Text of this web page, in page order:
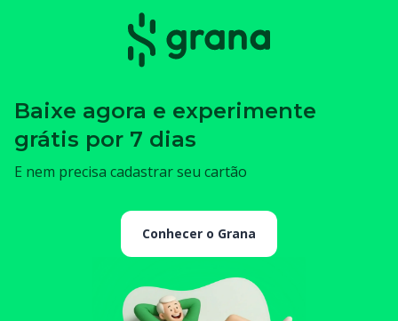
Baixe agora e experimente
grátis por 7 dias
E nem precisa cadastrar seu cartão
Conhecer o Grana